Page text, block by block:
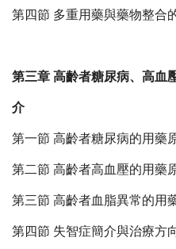
第四節 多重用藥與藥物整合
第三章 高齡者糖尿病、高血
介
第一節 高齡者糖尿病的用藥
第二節 高齡者高血壓的用藥
第三節 高齡者血脂異常的用
第四節 失智症簡介與治療方